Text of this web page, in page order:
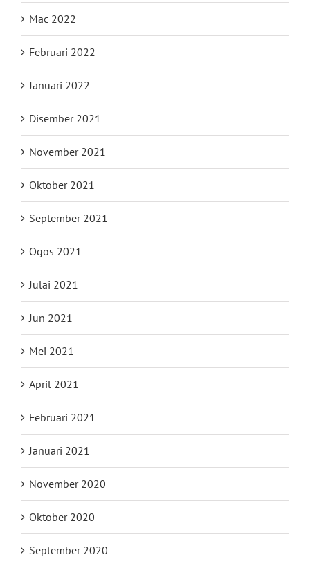
Mac 2022
Februari 2022
Januari 2022
Disember 2021
November 2021
Oktober 2021
September 2021
Ogos 2021
Julai 2021
Jun 2021
Mei 2021
April 2021
Februari 2021
Januari 2021
November 2020
Oktober 2020
September 2020